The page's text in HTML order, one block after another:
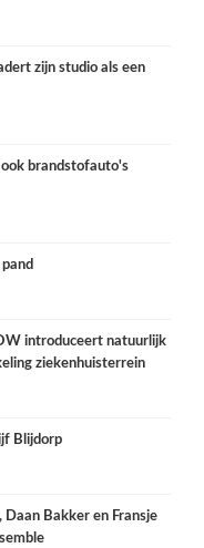
zijn studio als een
brandstofauto's
introduceert natuurlijk
ziekenhuisterrein
Blijdorp
Daan Bakker en Fransje